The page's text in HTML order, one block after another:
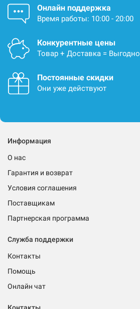
Онлайн поддержка
Время работы: 10:00 - 20:00
Конкурентные цены
Товар + Доставка = Выгодно
Постоянные скидки
Они уже действуют
Информация
О нас
Гарантия и возврат
Условия соглашения
Поставщикам
Партнерская программа
Служба поддержки
Контакты
Помощь
Онлайн чат